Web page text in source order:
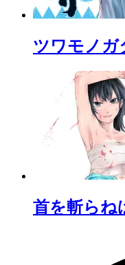
ツワモノガ
首を斬らね